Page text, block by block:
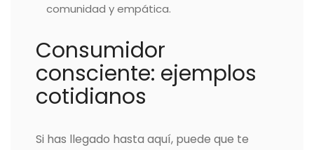
comunidad y empática.
Consumidor
consciente: ejemplos
cotidianos
Si has llegado hasta aquí, puede que te